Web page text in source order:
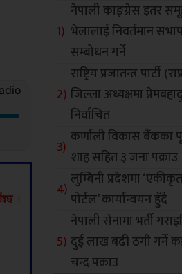
नेपाली काङ्ग्रेस इतर
भेलालाई निवर्तमान
सम्बोधन गर्ने
राष्ट्रिय प्रजातन्त्र पार्टी
जिल्ला अध्यक्षमा
निर्वाचित
कर्णाली विकास बैंकका
शाह सहित ३ जना पक्राउ
लुम्बिनी प्रदेशमा
पोर्टल’ कार्यान्वयन हुँदै
नेपाली सेनामा भर्ती
दुई लाख बढी ठगी गर्ने
चन्द पक्राउ